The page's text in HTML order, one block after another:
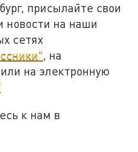
присылайте свои
новости на наши
сетях
, на
или на электронную
к нам в